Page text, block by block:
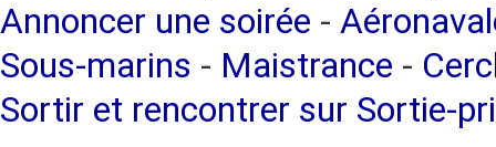
Annoncer une soirée -
Sous-marins - Maistrance -
Sortir et rencontrer sur Sortie-